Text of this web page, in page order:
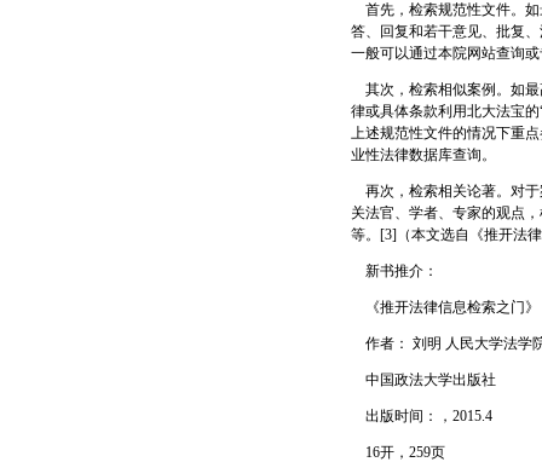
首先，检索规范性文件。如
答、回复和若干意见、批复
一般可以通过本院网站查询
其次，检索相似案例。如最
律或具体条款利用北大法宝
上述规范性文件的情况下重
业性法律数据库查询。
再次，检索相关论著。对于
关法官、学者、专家的观点
等。[3]（本文选自《推开法
新书推介：
《推开法律信息检索之门》
作者： 刘明 人民大学法学
中国政法大学出版社
出版时间：，2015.4
16开，259页